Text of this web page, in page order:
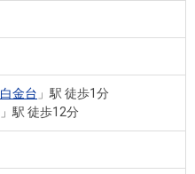
白金台 」駅 徒歩1分
」駅 徒歩12分